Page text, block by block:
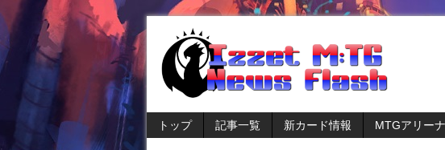
トップ 記事一覧 新カード情報 MTGアリーナ